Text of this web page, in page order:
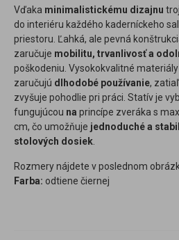
Vďaka minimalistickému dizajnu
do interiéru každého kaderníckeho
priestoru. Ľahká, ale pevná
zaručuje mobilitu, trvanlivosť a
poškodeniu. Vysokokvalitné
zaručujú dlhodobé používanie,
zvyšuje pohodlie pri práci. Statív je
fungujúcou na princípe zveráka s
cm, čo umožňuje jednoduché a
stolových dosiek
Rozmery nájdete v poslednom
Farba: odtiene čiernej